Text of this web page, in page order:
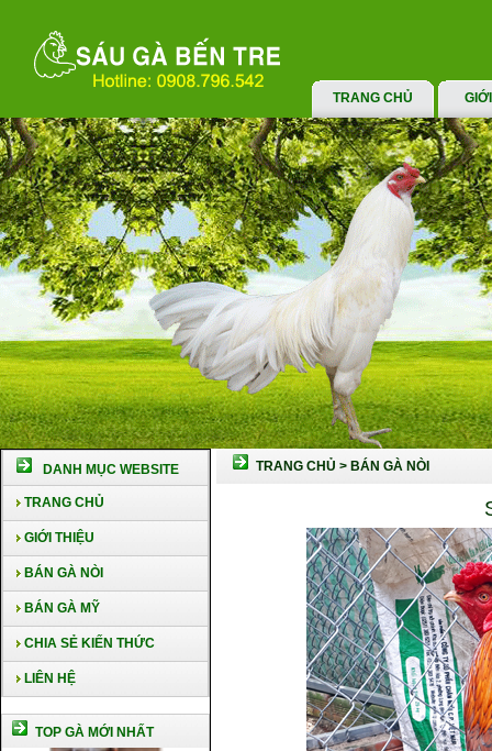
TRANG CHỦ
DANH MỤC WEBSITE
TRANG CHỦ
GIỚI THIỆU
BÁN GÀ NÒI
BÁN GÀ MỸ
CHIA SẺ KIẾN THỨC
LIÊN HỆ
TOP GÀ MỚI NHẤT
TRANG CHỦ > BÁN GÀ NÒI